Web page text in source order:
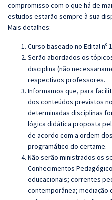
compromisso com o que há de
estudos estarão sempre à sua
Mais detalhes:
Curso baseado no Edital nº
Serão abordados os
disciplina (não
respectivos professores.
Informamos que, para
dos conteúdos previstos
determinadas disciplinas
lógica didática proposta
de acordo com a ordem
programático do certame.
Não serão ministrados os
Conhecimentos
educacionais; correntes
contemporânea;